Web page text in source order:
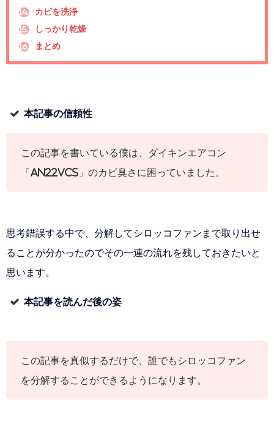
14. カビを洗浄
15. しっかり乾燥
16. まとめ
本記事の信頼性
この記事を書いている僕は、ダイキンエアコン
「AN22VCS」のカビ臭さに困っていました。
思考錯誤する中で、分解してシロッコファンまで取り出せ
ることが分かったのでその一連の流れを残しておきたいと
思います。
本記事を読んだ後の姿
この記事を真似するだけで、誰でもシロッコファン
を分解することができるようになります。